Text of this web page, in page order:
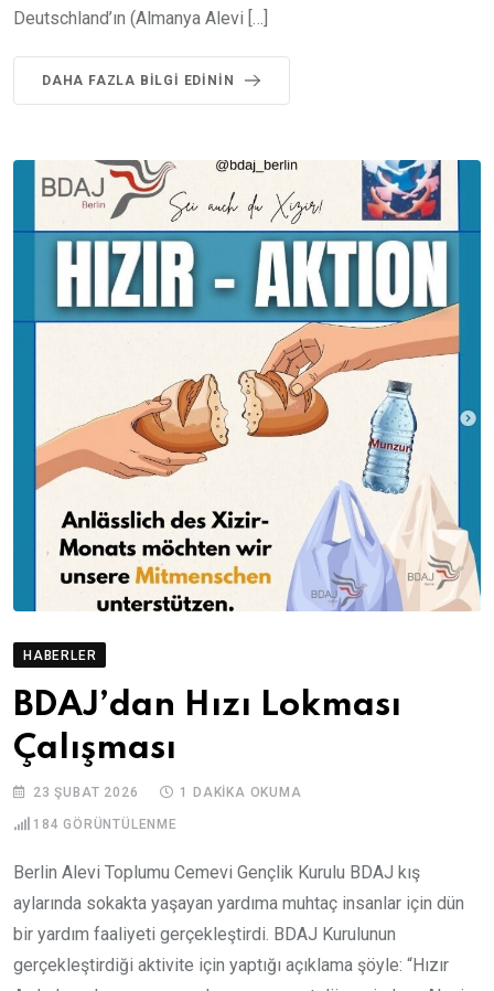
Deutschland’ın (Almanya Alevi […]
DAHA FAZLA BILGI EDININ
HABERLER
BDAJ’dan Hızı Lokması
Çalışması
23 ŞUBAT 2026 1 DAKIKA OKUMA
184 GÖRÜNTÜLENME
Berlin Alevi Toplumu Cemevi Gençlik Kurulu BDAJ kış
aylarında sokakta yaşayan yardıma muhtaç insanlar için dün
bir yardım faaliyeti gerçekleştirdi. BDAJ Kurulunun
gerçekleştirdiği aktivite için yaptığı açıklama şöyle: “Hızır